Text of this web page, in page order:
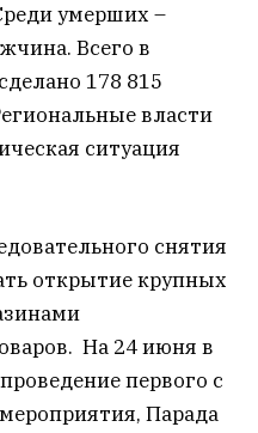
умерших –
Всего в
178 815
власти
ситуация
снятия
открытие крупных
На 24 июня в
первого с
Парада